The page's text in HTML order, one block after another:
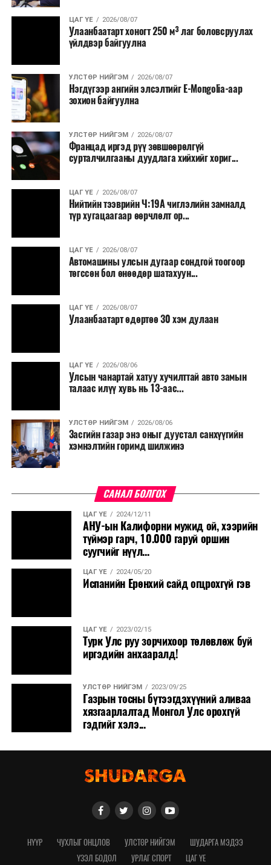
ЦАГ ҮЕ 2026/08/07
Улаанбаатарт хоногт 250 м³ лаг боловсруулах
үйлдвэр байгуулна
УЛСТӨР НИЙГЭМ 2026/08/07
Нэгдүгээр ангийн элсэлтийг E-Mongolia-аар
зохион байгуулна
УЛСТӨР НИЙГЭМ 2026/08/07
Францад иргэд рүү зөвшөөрөлгүй
сурталчилгааны дуудлага хийхийг хориг...
ЦАГ ҮЕ 2026/08/07
Нийтийн тээврийн Ч:19А чиглэлийн замналд
түр хугацаагаар өөрчлөлт ор...
ЦАГ ҮЕ 2026/08/07
Автомашины улсын дугаар сондгой тоогоор
төгссөн бол өнөөдөр шатахуун...
ЦАГ ҮЕ 2026/08/07
Улаанбаатарт өдөртөө 30 хэм дулаан
ЦАГ ҮЕ 2026/08/06
Улсын чанартай хатуу хучилттай авто замын
талаас илүү хувь нь 13-аас...
УЛСТӨР НИЙГЭМ 2026/08/06
Засгийн газар энэ оныг дуустал санхүүгийн
хэмнэлтийн горимд шилжинэ
САНАЛ БОЛГОХ
ЦАГ ҮЕ 2024/12/11
АНУ-ын Калифорни мужид ой, хээрийн
түймэр гарч, 10.000 гаруй оршин
суугчийг нүүл...
ЦАГ ҮЕ 2024/05/20
Испанийн Ерөнхий сайд огцрохгүй гэв
ЦАГ ҮЕ 2023/02/15
Турк Улс руу зорчихоор төлөвлөж буй
иргэдийн анхааралд!
УЛСТӨР НИЙГЭМ 2023/09/25
Газрын тосны бүтээгдэхүүний аливаа
хязгаарлалтад Монгол Улс орохгүй
гэдгийг хэлэ...
НҮҮР ЧУХЛЫГ ОНЦЛОВ УЛСТӨР НИЙГЭМ
ШУДАРГА МЭДЭЭ
ҮЗЭЛ БОДОЛ
УРЛАГ СПОРТ ЦАГ ҮЕ